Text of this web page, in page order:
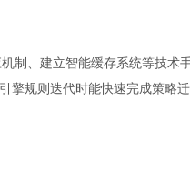
制、建立智能缓存系统等技术
擎规则迭代时能快速完成策略迁